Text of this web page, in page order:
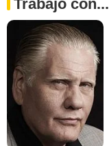
Trabajó con...